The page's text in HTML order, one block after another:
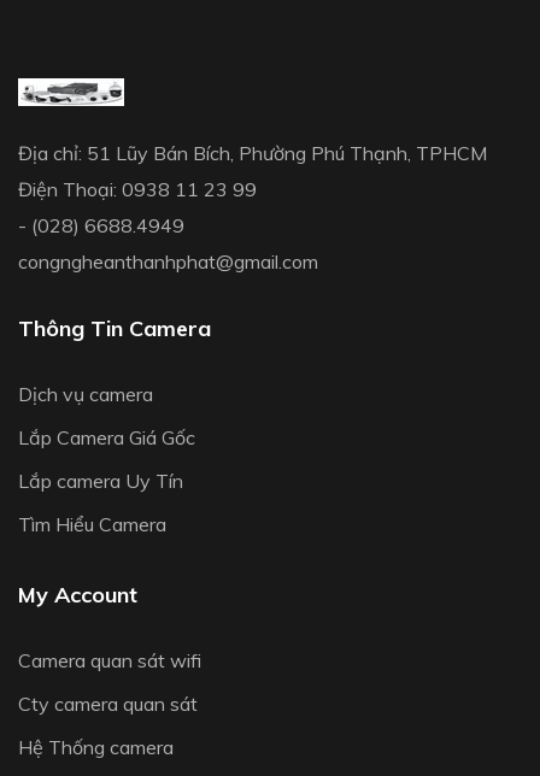
Địa chỉ: 51 Lũy Bán Bích, Phường Phú Thạnh, TPHCM
Điện Thoại: 0938 11 23 99
- (028) 6688.4949
congngheanthanhphat@gmail.com
Thông Tin Camera
Dịch vụ camera
Lắp Camera Giá Gốc
Lắp camera Uy Tín
Tìm Hiểu Camera
My Account
Camera quan sát wifi
Cty camera quan sát
Hệ Thống camera